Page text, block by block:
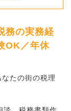
務の実務経
OK／年休
たの街の税理